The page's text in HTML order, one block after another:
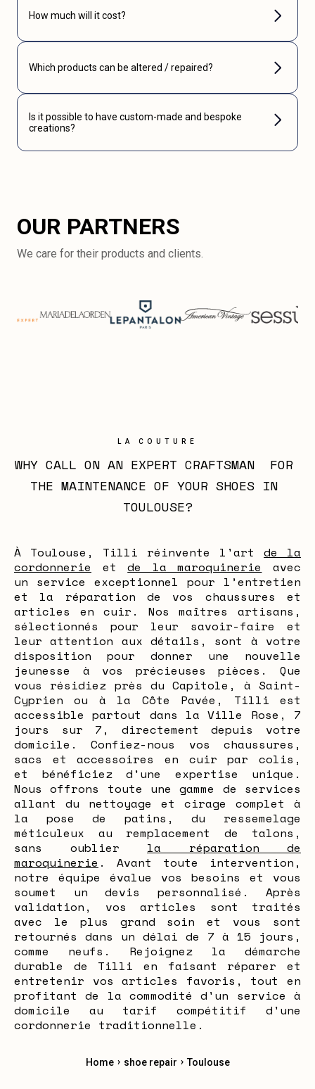
How much will it cost?
Which products can be altered / repaired?
Is it possible to have custom-made and bespoke
creations?
OUR PARTNERS
We care for their products and clients.
LA COUTURE
WHY CALL ON AN EXPERT CRAFTSMAN  FOR
THE MAINTENANCE OF YOUR SHOES IN
TOULOUSE?
À Toulouse, Tilli réinvente l'art de la
cordonnerie etde la maroquinerie
avec
un service exceptionnel pour l’entretien
et la réparation de vos chaussures et
articles en cuir. Nos maîtres artisans,
sélectionnés pour leur savoir-faire et
leur attention aux détails, sont à votre
disposition pour donner une nouvelle
jeunesse à vos précieuses pièces. Que
vous résidiez près du Capitole, à Saint-
Cyprien ou à la Côte Pavée, Tilli est
accessible partout dans la Ville Rose, 7
jours sur 7, directement depuis votre
domicile. Confiez-nous vos chaussures,
sacs et accessoires en cuir par colis,
et bénéficiez d'une expertise unique.
Nous offrons toute une gamme de services
allant du nettoyage et cirage complet à
la pose de patins, du ressemelage
méticuleux au remplacement de talons,
sans oublier la réparation de
maroquinerie . Avant toute intervention,
notre équipe évalue vos besoins et vous
soumet un devis personnalisé. Après
validation, vos articles sont traités
avec le plus grand soin et vous sont
retournés dans un délai de 7 à 15 jours,
comme neufs. Rejoignez la démarche
durable de Tilli en faisant réparer et
entretenir vos articles favoris, tout en
profitant de la commodité d'un service à
domicile au tarif compétitif d'une
cordonnerie traditionnelle.
Home › shoe repair › Toulouse